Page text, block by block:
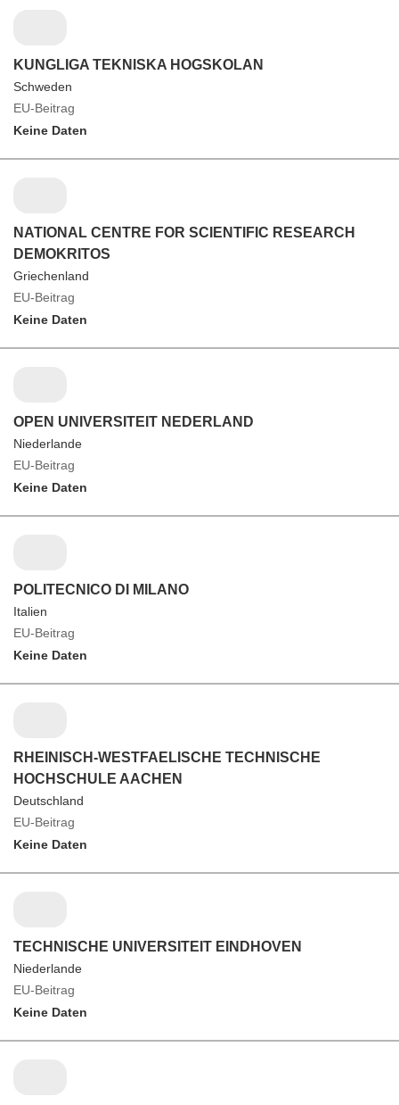
KUNGLIGA TEKNISKA HOGSKOLAN
Schweden
EU-Beitrag
Keine Daten
NATIONAL CENTRE FOR SCIENTIFIC RESEARCH
DEMOKRITOS
Griechenland
EU-Beitrag
Keine Daten
OPEN UNIVERSITEIT NEDERLAND
Niederlande
EU-Beitrag
Keine Daten
POLITECNICO DI MILANO
Italien
EU-Beitrag
Keine Daten
RHEINISCH-WESTFAELISCHE TECHNISCHE
HOCHSCHULE AACHEN
Deutschland
EU-Beitrag
Keine Daten
TECHNISCHE UNIVERSITEIT EINDHOVEN
Niederlande
EU-Beitrag
Keine Daten